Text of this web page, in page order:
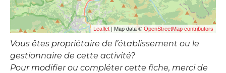
Leaflet | Map data © OpenStreetMap contributors
Vous êtes propriétaire de l’établissement ou le
gestionnaire de cette activité?
Pour modifier ou compléter cette fiche, merci de